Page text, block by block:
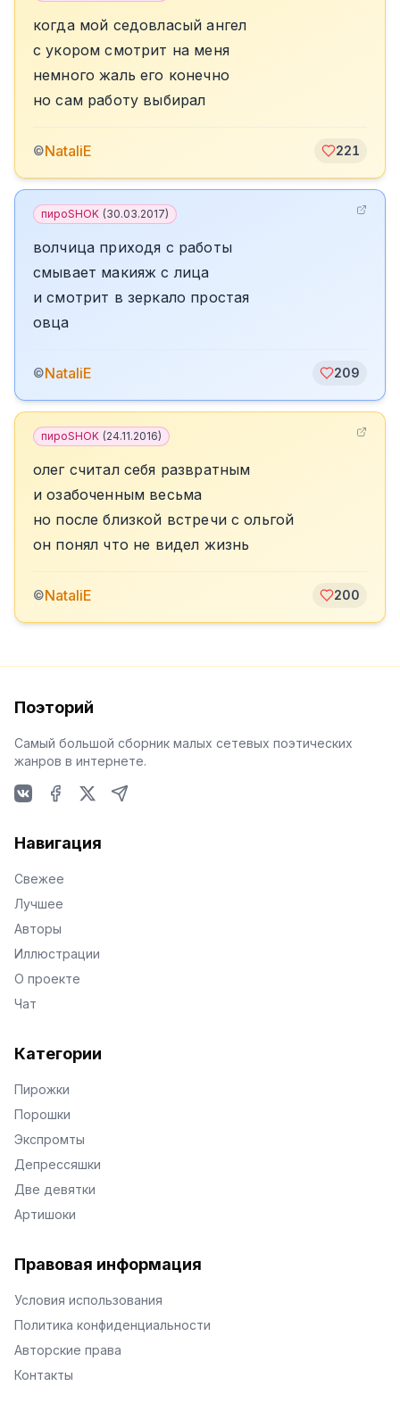
когда мой седовласый ангел
с укором смотрит на меня
немного жаль его конечно
но сам работу выбирал
©NataliE 221
пироSHOK (30.03.2017)
волчица приходя с работы
смывает макияж с лица
и смотрит в зеркало простая
овца
©NataliE 209
пироSHOK (24.11.2016)
олег считал себя развратным
и озабоченным весьма
но после близкой встречи с ольгой
он понял что не видел жизнь
©NataliE 200
Поэторий
Самый большой сборник малых сетевых поэтических
жанров в интернете.
Навигация
Свежее
Лучшее
Авторы
Иллюстрации
О проекте
Чат
Категории
Пирожки
Порошки
Экспромты
Депрессяшки
Две девятки
Артишоки
Правовая информация
Условия использования
Политика конфиденциальности
Авторские права
Контакты